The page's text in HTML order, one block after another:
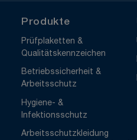
Produkte
Prüfplaketten &
Qualitätskennzeichen
Betriebssicherheit &
Arbeitsschutz
Hygiene- &
Infektionsschutz
Arbeitsschutzkleidung